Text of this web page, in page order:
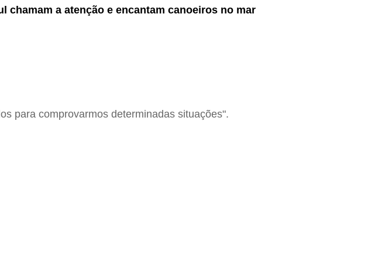
chamam a atenção e encantam canoeiros no mar
para comprovarmos determinadas situações".